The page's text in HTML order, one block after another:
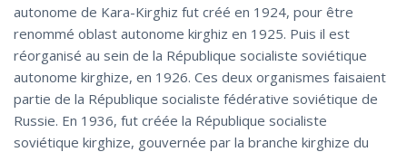
autonome de Kara-Kirghiz fut créé en 1924, pour être
renommé oblast autonome kirghiz en 1925. Puis il est
réorganisé au sein de la République socialiste soviétique
autonome kirghize, en 1926. Ces deux organismes faisaient
partie de la République socialiste fédérative soviétique de
Russie. En 1936, fut créée la République socialiste
soviétique kirghize, gouvernée par la branche kirghize du